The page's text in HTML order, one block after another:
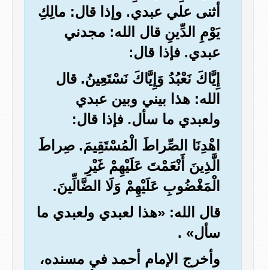
أثنى علي عبدي. وإذا قال: مالِكِ
يَوْمِ الدِّينِ قال الله: مجدني
عبدي. فإذا قال:
إِيَّاكَ نَعْبُدُ وَإِيَّاكَ نَسْتَعِينُ. قال
الله: هذا بيني وبين عبدي
ولعبدي ما سأل. فإذا قال:
اهْدِنَا الصِّراطَ الْمُسْتَقِيمَ. صِراطَ
الَّذِينَ أَنْعَمْتَ عَلَيْهِمْ غَيْرِ
الْمَغْضُوبِ عَلَيْهِمْ وَلَا الضَّالِّينَ.
قال الله: «هذا لعبدي ولعبدي ما
سأل» .
وأخرج الإمام أحمد في مسنده،